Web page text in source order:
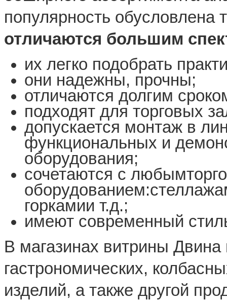
популярность обусловлена
отличаются большим
их легко подобрать
они надежны, прочны;
отличаются долгим
подходят для торговых
допускается монтаж в
функциональных и
оборудования;
сочетаются с
горкамии т.д.;
имеют современный
В магазинах витрины
гастрономических,
изделий, а также другой